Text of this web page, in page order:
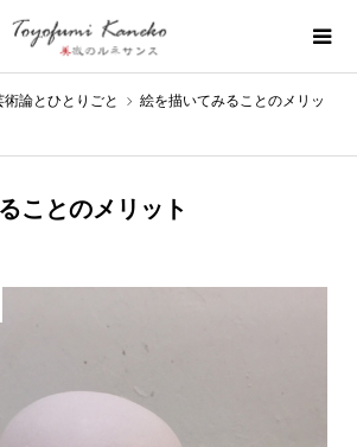
術論とひとりごと
絵を描いてみることのメリッ
ことのメリット